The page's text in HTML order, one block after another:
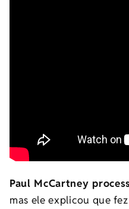
Paul McCartney
mas ele explicou que